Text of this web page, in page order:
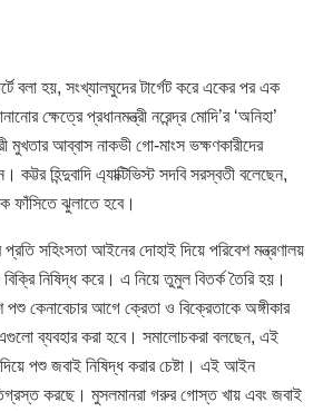
বলা হয়, সংখ্যালঘুদের টার্গেট করে একের পর এক
ক্ষেত্রে প্রধানমন্ত্রী নরেন্দ্র মোদি’র ‘অনিহা’
মুখতার আব্বাস নাকভী গো-মাংস ভক্ষণকারীদের
হিন্দুবাদি এ্যাক্টিভিস্ট সদবি সরস্বতী বলেছেন,
ফাঁসিতে ঝুলাতে হবে।
সহিংসতা আইনের দোহাই দিয়ে পরিবেশ মন্ত্রণালয়
নিষিদ্ধ করে। এ নিয়ে তুমুল বিতর্ক তৈরি হয়।
কেনাবেচার আগে ক্রেতা ও বিক্রেতাকে অঙ্গীকার
ব্যবহার করা হবে। সমালোচকরা বলছেন, এই
পশু জবাই নিষিদ্ধ করার চেষ্টা। এই আইন
করছে। মুসলমানরা গরুর গোস্ত খায় এবং জবাই